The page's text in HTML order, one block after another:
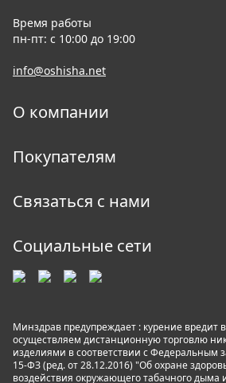
Время работы
пн-пт: с 10:00 до 19:00
info@oshisha.net
О компании
Покупателям
Связаться с нами
Социальные сети
Минздрав предупреждает : курение
осуществляем дистанционную торговлю
изделиями в соответствии с Федеральным
15-ФЗ (ред. от 28.12.2016) "Об охране
воздействия окружающего табачного дыма